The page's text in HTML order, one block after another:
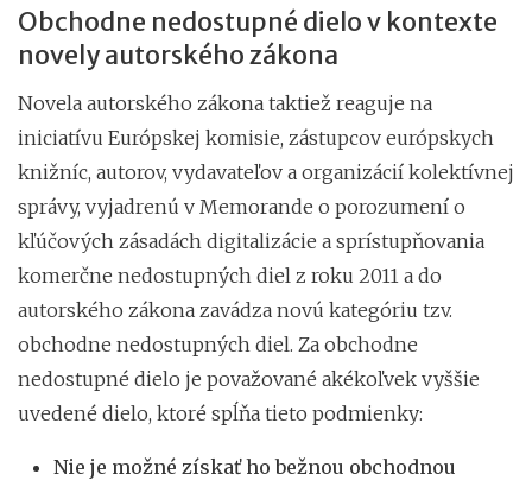
Obchodne nedostupné dielo v kontexte
novely autorského zákona
Novela autorského zákona taktiež reaguje na
iniciatívu Európskej komisie, zástupcov európskych
knižníc, autorov, vydavateľov a organizácií kolektívnej
správy, vyjadrenú v Memorande o porozumení o
kľúčových zásadách digitalizácie a sprístupňovania
komerčne nedostupných diel z roku 2011 a do
autorského zákona zavádza novú kategóriu tzv.
obchodne nedostupných diel. Za obchodne
nedostupné dielo je považované akékoľvek vyššie
uvedené dielo, ktoré spĺňa tieto podmienky:
Nie je možné získať ho bežnou obchodnou